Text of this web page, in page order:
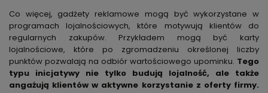
Co więcej, gadżety reklamowe mogą być wykorzystane w
programach lojalnościowych, które motywują klientów do
regularnych zakupów. Przykładem mogą być karty
lojalnościowe, które po zgromadzeniu określonej liczby
punktów pozwalają na odbiór wartościowego upominku. Tego
typu inicjatywy nie tylko budują lojalność, ale także
angażują klientów w aktywne korzystanie z oferty firmy.